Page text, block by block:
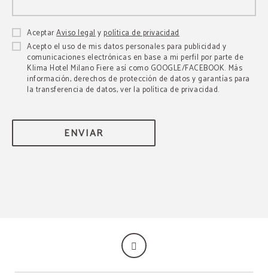
AceptarAviso legaly política de privacidad
Acepto el uso de mis datos personales para publicidad y
comunicaciones electrónicas en base a mi perfil por parte de
Klima Hotel Milano Fiere así como GOOGLE/FACEBOOK. Más
información, derechos de protección de datos y garantías para
la transferencia de datos, ver la política de privacidad.
ENVIAR